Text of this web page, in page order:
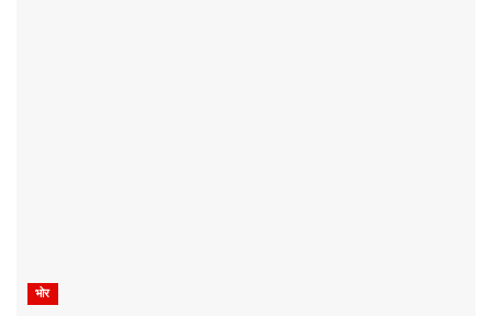
भोर